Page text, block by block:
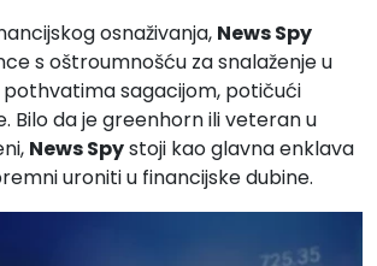
osnaživanja, News Spy
s oštroumnošću za snalaženje u
pothvatima sagacijom, potičući
Bilo da je greenhorn ili veteran u
News Spystoji kao glavna enklava
uroniti u financijske dubine.